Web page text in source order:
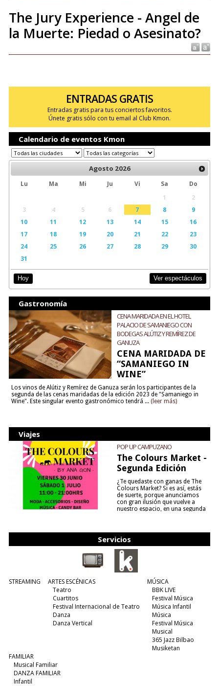
The Jury Experience - Angel de
la Muerte: Piedad o Asesinato?
ENTRADAS GRATIS
Entradas gratis para tus conciertos favoritos.
Únete gratis sólo con tu email al Club Kmon.
Calendario de eventos Kmon
Agosto 2026
Lu Ma Mi Ju Vi Sa
Do
1
2
3
4 5 6 7 8
9
10
11 12 13 14 15
16
17
18 19 20 21 22
23
24
25 26 27 28 29
30
31
Hoy Ver espectáculos
Gastronomía
CENA MARIDADA EN EL HOTEL
PALACIO DE SAMANIEGO CON
BODEGAS ALÚTIZ Y REMÍREZ DE
GANUZA
CENA MARIDADA DE
“SAMANIEGO IN
WINE”
Los vinos de Alútiz y Remírez de Ganuza serán los participantes de la
segunda de las cenas maridadas de la edición 2023 de "Samaniego in
Wine". Este singular evento gastronómico tendrá ... (leer más)
Viajes
POP UP CAMPUZANO
The Colours Market -
Segunda Edición
¿Te quedaste con ganas de The
Colours Market? Si es así, estás
de suerte, porque anunciamos
con gran ilusión que vuelve a
nuestro espacio, en una segunda
Servicios
STREAMING
ARTES ESCÉNICAS
Teatro
Cuartitos
Festival Internacional de Teatro
Danza
Danza Vertical
MÚSICA
BBK LIVE
Festival Música
Música Infantil
Música
Festival Música
Musical
365 Jazz Bilbao
Musiketan
FAMILIAR
Musical Familiar
DANZA FAMILIAR
Infantil